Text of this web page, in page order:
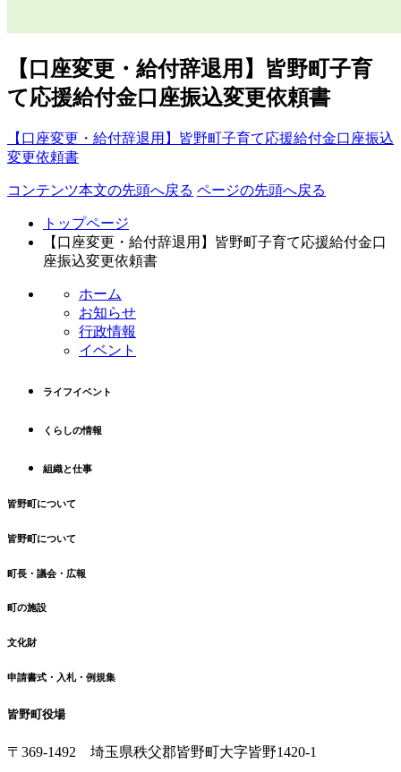
【口座変更・給付辞退用】皆野町子育
て応援給付金口座振込変更依頼書
【口座変更・給付辞退用】皆野町子育て応援給付金口座振込
変更依頼書
コンテンツ本文の先頭へ戻る ページの先頭へ戻る
トップページ
【口座変更・給付辞退用】皆野町子育て応援給付金口
座振込変更依頼書
ホーム
お知らせ
行政情報
イベント
ライフイベント
くらしの情報
組織と仕事
皆野町について
皆野町について
町長・議会・広報
町の施設
文化財
申請書式・入札・例規集
皆野町役場
〒369-1492 埼玉県秩父郡皆野町大字皆野1420-1